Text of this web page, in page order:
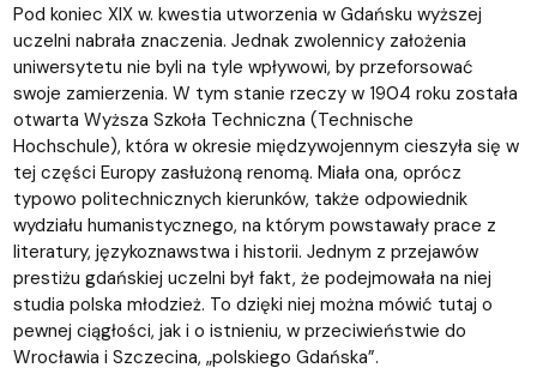
Pod koniec XIX w. kwestia utworzenia w Gdańsku wyższej
uczelni nabrała znaczenia. Jednak zwolennicy założenia
uniwersytetu nie byli na tyle wpływowi, by przeforsować
swoje zamierzenia. W tym stanie rzeczy w 1904 roku została
otwarta Wyższa Szkoła Techniczna (Technische
Hochschule), która w okresie międzywojennym cieszyła się w
tej części Europy zasłużoną renomą. Miała ona, oprócz
typowo politechnicznych kierunków, także odpowiednik
wydziału humanistycznego, na którym powstawały prace z
literatury, językoznawstwa i historii. Jednym z przejawów
prestiżu gdańskiej uczelni był fakt, że podejmowała na niej
studia polska młodzież. To dzięki niej można mówić tutaj o
pewnej ciągłości, jak i o istnieniu, w przeciwieństwie do
Wrocławia i Szczecina, „polskiego Gdańska”.